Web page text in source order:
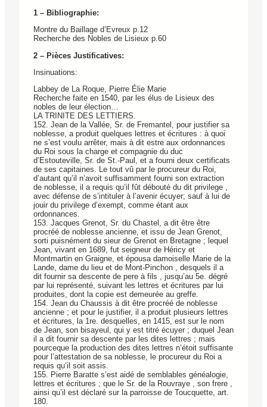
1 – Bibliographie:
Montre du Baillage d’Evreux p.12
Recherche des Nobles de Lisieux p.60
2 – Pièces Justificatives:
Insinuations:
Labbey de La Roque, Pierre Élie Marie
Recherche faite en 1540, par les élus de Lisieux des
nobles de leur élection…
LA TRINITE DES LETTIERS.
152. Jean de la Vallée, Sr. de Fremantel, pour justifier sa
noblesse, a produit quelques lettres et écritures : à quoi
ne s’est voulu arrêter, mais à dit estre aux ordonnances
du Roi sous la charge et compagnie du duc
d’Estouteville, Sr. de St.-Paul, et a fourni deux certificats
de ses capitaines. Le tout vû par le procureur du Roi,
d’autant qu’il n’avoit suffisamment fourni son extraction
de noblesse, il a requis qu’il fût débouté du dit privilege ,
avec défense de s’intituler à l’avenir écuyer; sauf à lui de
jouir du privilege d’exempt, comme étant aux
ordonnances.
153. Jacques Grenot, Sr. du Chastel, a dit être être
procréé de noblesse ancienne, et issu de Jean Grenot,
sorti puisnément du sieur de Grenot en Bretagne ; lequel
Jean, vivant en 1689, fut seigneur de Héricy et
Montmartin en Graigne, et épousa damoiselle Marie de la
Lande, dame du lieu et de Mont-Pinchon , desquels il a
dit fournir sa descente de pere à fils , jusqu’au 5e. dégré
par lui représenté, suivant les lettres et écritures par lui
produites, dont la copie est demeurée au greffe.
154. Jean du Chaussis à dit être procréé de noblesse
ancienne ; et pour le justifier, il a produit plusieurs lettres
et écritures, la 1re. desquelles, en 1415, est sur le nom
de Jean, son bisayeul, qui y est titré écuyer ; duquel Jean
il a dit fournir sa descente par les dites lettres ; mais
pourceque la production des dites lettres n’étoit suffisante
pour l’attestation de sa noblesse, le procureur du Roi a
requis qu’il soit assis.
155. Pierre Baratte s’est aidé de semblables généalogie,
lettres et écritures ; que le Sr. de la Rouvraye , son frere ,
ainsi qu’il est déclaré sur la parroisse de Toucquette, art.
180.